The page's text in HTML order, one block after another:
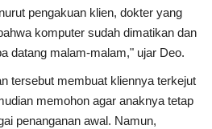
pengakuan klien, dokter yang
komputer sudah dimatikan dan
datang malam-malam," ujar Deo.
tersebut membuat kliennya terkejut
memohon agar anaknya tetap
penanganan awal. Namun,